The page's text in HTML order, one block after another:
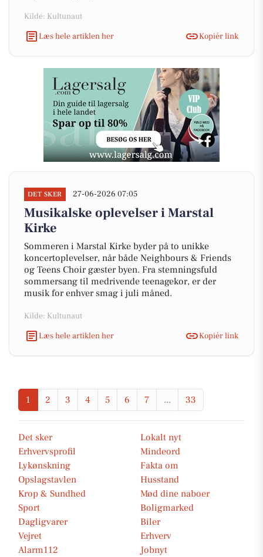
Kilde: Kultunaut
Læs hele artiklen her
Kopiér link
DET SKER 27-06-2026 07:05
Musikalske oplevelser i Marstal
Kirke
Sommeren i Marstal Kirke byder på to unikke
koncertoplevelser, når både Neighbours & Friends
og Teens Choir gæster byen. Fra stemningsfuld
sommersang til medrivende teenagekor, er der
musik for enhver smag i juli måned.
Kilde: Kultunaut
Læs hele artiklen her
Kopiér link
1 2 3 4 5 6 7 ... 33
Det sker
Lokalt nyt
Erhvervsprofil
Mindeord
Lykønskning
Fakta om
Opslagstavlen
Husstand
Krop & Sundhed
Mød dine naboer
Sport
Boligmarked
Dagligvarer
Biler
Vejret
Erhverv
Alarm112
Jobnyt